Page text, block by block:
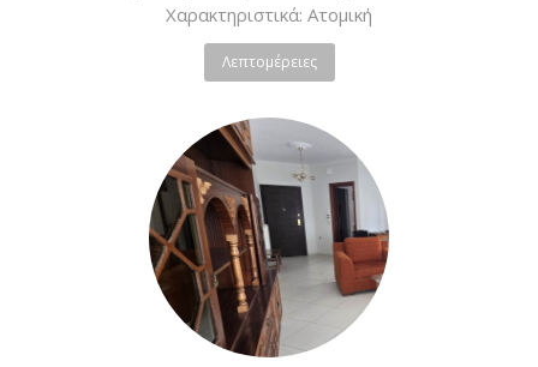
Χαρακτηριστικά: Ατομική
τηλεθέρμανση, Ηλιακός, Boiler,
Ασανσέρ, Πόρτα Ασφαλείας,
Προσόψεως, Φωτεινό,. Τιμή:
140.000€, Τηλ:2463023051
Λεπτομέρειες